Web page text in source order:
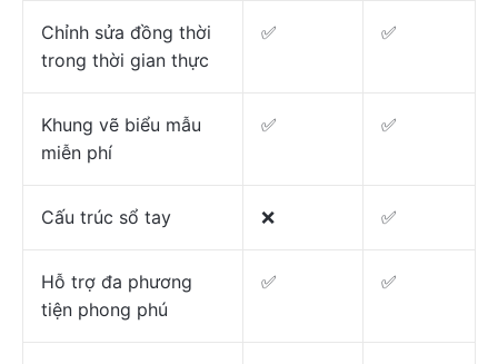
Chỉnh sửa đồng thời
trong thời gian thực
✅ ✅
Khung vẽ biểu mẫu
miễn phí
✅ ✅
Cấu trúc sổ tay ❌ ✅
Hỗ trợ đa phương
tiện phong phú
✅ ✅